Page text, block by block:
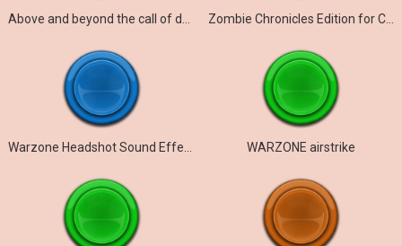
Zombie Chronicles Edition for Call of Duty Black
WARZONE airstrike